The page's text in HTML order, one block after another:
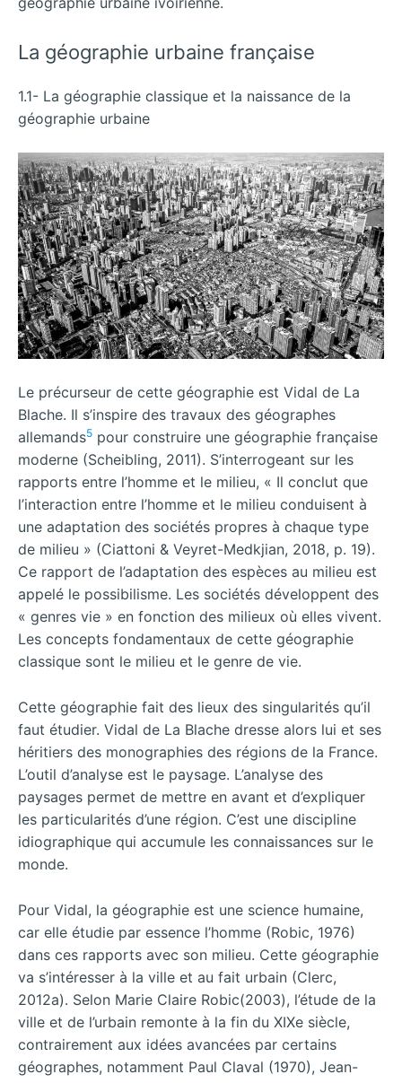
La géographie urbaine française
1.1- La géographie classique et la naissance de la
géographie urbaine
Le précurseur de cette géographie est Vidal de La
Blache. Il s’inspire des travaux des géographes
allemands5 pour construire une géographie française
moderne (Scheibling, 2011). S’interrogeant sur les
rapports entre l’homme et le milieu, « Il conclut que
l’interaction entre l’homme et le milieu conduisent à
une adaptation des sociétés propres à chaque type
de milieu » (Ciattoni & Veyret-Medkjian, 2018, p. 19).
Ce rapport de l’adaptation des espèces au milieu est
appelé le possibilisme. Les sociétés développent des
« genres vie » en fonction des milieux où elles vivent.
Les concepts fondamentaux de cette géographie
classique sont le milieu et le genre de vie.
Cette géographie fait des lieux des singularités qu’il
faut étudier. Vidal de La Blache dresse alors lui et ses
héritiers des monographies des régions de la France.
L’outil d’analyse est le paysage. L’analyse des
paysages permet de mettre en avant et d’expliquer
les particularités d’une région. C’est une discipline
idiographique qui accumule les connaissances sur le
monde.
Pour Vidal, la géographie est une science humaine,
car elle étudie par essence l’homme (Robic, 1976)
dans ces rapports avec son milieu. Cette géographie
va s’intéresser à la ville et au fait urbain (Clerc,
2012a). Selon Marie Claire Robic(2003), l’étude de la
ville et de l’urbain remonte à la fin du XIXe siècle,
contrairement aux idées avancées par certains
géographes, notamment Paul Claval (1970), Jean-